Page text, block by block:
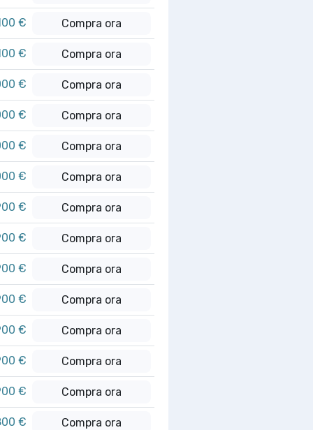
€ Compra ora
€ Compra ora
€ Compra ora
€ Compra ora
€ Compra ora
€ Compra ora
€ Compra ora
€ Compra ora
€ Compra ora
€ Compra ora
€ Compra ora
€ Compra ora
€ Compra ora
€ Compra ora